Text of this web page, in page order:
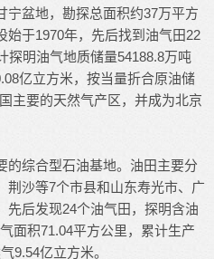
盆地，勘探总面积约37万平方
始于1970年，先后找到油气田22
探明油气地质储量54188.8万吨
亿立方米，按当量折合原油储
主要的天然气产区，并成为北京
综合型石油基地。油田主要分
荆沙等7个市县和山东寿光市、广
先后发现24个油气田，探明含油
面积71.04平方公里，累计生产
9.54亿立方米。